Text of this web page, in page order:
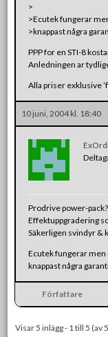
>
>Ecutek fungerar
>knappast några
PPP for en STI-8
Anledningen ar
Alla priser exklusive
10 juni, 2004 kl. 18:40
Prodrive power-
Effektuppgradering
Säkerligen svindyr &
Ecutek fungerar men
knappast några
Författare
Visar 5 inlägg - 1 till 5 (av